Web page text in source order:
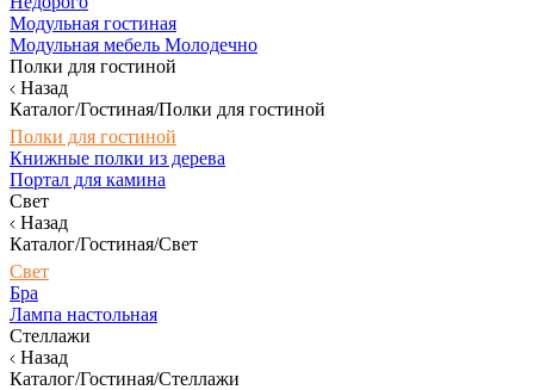
Модульная гостиная
Модульная мебель Молодечно
Полки для гостиной
Назад
Каталог/Гостиная/Полки для гостиной
Полки для гостиной
Книжные полки из дерева
Портал для камина
Свет
Назад
Каталог/Гостиная/Свет
Свет
Бра
Лампа настольная
Стеллажи
Назад
Каталог/Гостиная/Стеллажи